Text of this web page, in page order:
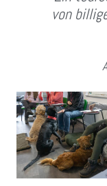
von